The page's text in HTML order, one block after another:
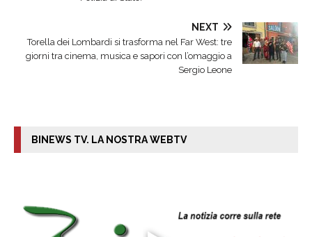
NEXT
Torella dei Lombardi si trasforma nel Far West: tre
giorni tra cinema, musica e sapori con l’omaggio a
Sergio Leone
BINEWS TV. LA NOSTRA WEBTV